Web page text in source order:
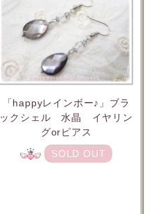
「happyレインボー♪」ブラ
ックシェル 水晶 イヤリン
グorピアス
SOLD OUT